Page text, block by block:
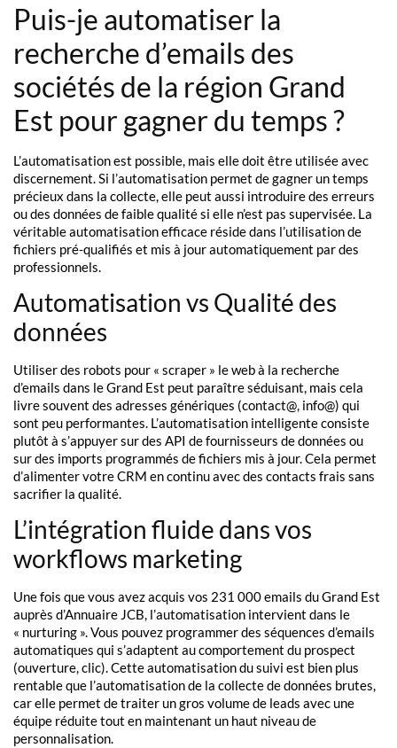
Puis-je automatiser la
recherche d’emails des
sociétés de la région Grand
Est pour gagner du temps ?
L’automatisation est possible, mais elle doit être utilisée avec
discernement. Si l’automatisation permet de gagner un temps
précieux dans la collecte, elle peut aussi introduire des erreurs
ou des données de faible qualité si elle n’est pas supervisée. La
véritable automatisation efficace réside dans l’utilisation de
fichiers pré-qualifiés et mis à jour automatiquement par des
professionnels.
Automatisation vs Qualité des
données
Utiliser des robots pour « scraper » le web à la recherche
d’emails dans le Grand Est peut paraître séduisant, mais cela
livre souvent des adresses génériques (contact@, info@) qui
sont peu performantes. L’automatisation intelligente consiste
plutôt à s’appuyer sur des API de fournisseurs de données ou
sur des imports programmés de fichiers mis à jour. Cela permet
d’alimenter votre CRM en continu avec des contacts frais sans
sacrifier la qualité.
L’intégration fluide dans vos
workflows marketing
Une fois que vous avez acquis vos 231 000 emails du Grand Est
auprès d’Annuaire JCB, l’automatisation intervient dans le
« nurturing ». Vous pouvez programmer des séquences d’emails
automatiques qui s’adaptent au comportement du prospect
(ouverture, clic). Cette automatisation du suivi est bien plus
rentable que l’automatisation de la collecte de données brutes,
car elle permet de traiter un gros volume de leads avec une
équipe réduite tout en maintenant un haut niveau de
personnalisation.